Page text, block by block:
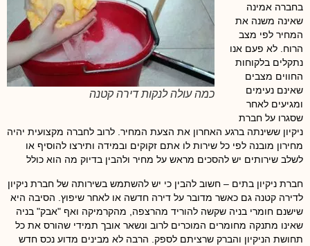
כמה עולה לנקות דירה קטנה
בחברה אמינה
שאינה משנה את
המחיר לפי מצב
הרוח. לא פעם אנו
נתקלים בלקוחות
החווים מצבים
שאינם נעימים
ומגיעים לאחר
שסגרו על חברת
ניקיון ששינתה ברגע האחרון את הצעת המחיר. לרוב לחברה מקצועית יהיה
מחירון מובנה לפי כל שירות לו אתם זקוקים ובמידה ותירצו להוסיף או
לשלב שירותים יש להסכים מראש על מחיר ולהבין בדיוק מה הוא כולל
חברת ניקיון בתים – חשוב להבין כי יש להשתמש בשירותה של חברת ניקיון
לדירה קטנה גם כאשר מדובר על דירה חדשה או לאחר שיפוץ. הסיבה היא
שישנם חומרי בניה שקשה להוריד מהרצפה, מהקרמיקה ואף "אבק" בניה
שאינו מתנקה מחומרים המוכרים לרוב ונשאר אובך תמידי שהורס את כל
תחושת הניקיון והברק שרציתם לספק. הרבה לא מבינים מדוע נכס חדש